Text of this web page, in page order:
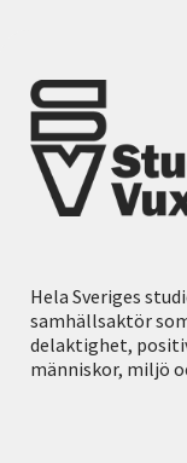
Hela Sveriges
samhällsaktör
delaktighet,
människor, miljö